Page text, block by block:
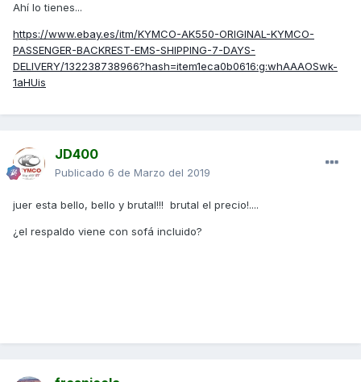
Ahí lo tienes...
https://www.ebay.es/itm/KYMCO-AK550-ORIGINAL-KYMCO-
PASSENGER-BACKREST-EMS-SHIPPING-7-DAYS-
DELIVERY/132238738966?hash=item1eca0b0616:g:whAAAOSwk-
1aHUis
JD400
Publicado 6 de Marzo del 2019
juer esta bello, bello y brutal!!! brutal el precio!....
¿el respaldo viene con sofá incluido?